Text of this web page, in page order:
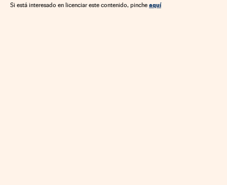
Si está interesado en licenciar este contenido, pinche aquí